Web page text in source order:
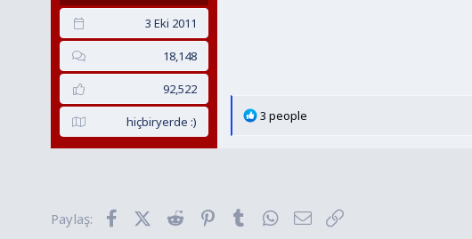
3 Eki 2011
18,148
92,522
hiçbiryerde :)
T
e
3 people
Paylaş: FacebookX (Twitter)
Reddit PinterestTumblrWhatsApp
E-posta